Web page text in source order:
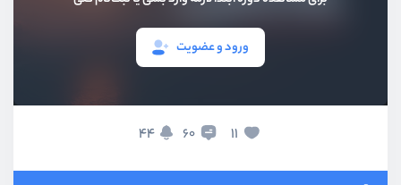
ورود و عضویت
11
60
44
ویدیو آموزشی
عضویت و ورود با گوگل - بخش دوم